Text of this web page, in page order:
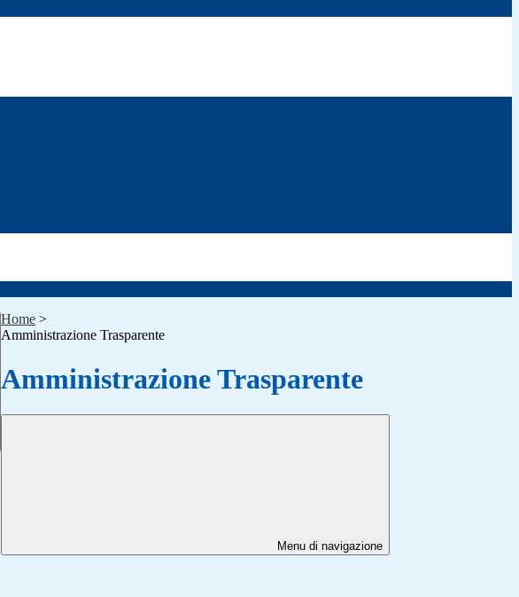
Home >
Amministrazione Trasparente
Amministrazione Trasparente
Menu di navigazione